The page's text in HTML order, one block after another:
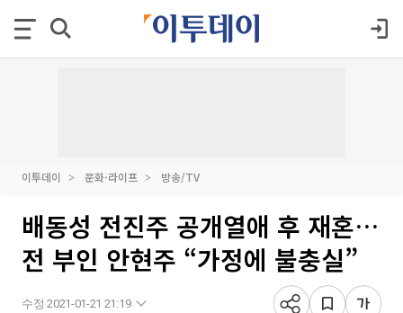
이투데이 문화·라이프 방송/TV
배동성 전진주 공개열애 후 재혼…
전 부인 안현주 “가정에 불충실”
수정 2021-01-21 21:19